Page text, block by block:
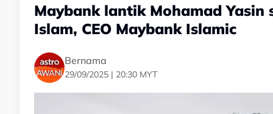
Maybank lantik Mohamad Yasin
Islam, CEO Maybank Islamic
Bernama
29/09/2025 | 20:30 MYT